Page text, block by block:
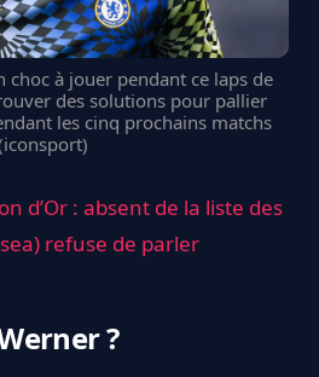
choc à jouer pendant ce laps de
des solutions pour pallier
les cinq prochains matchs
d’Or : absent de la liste des
refuse de parler
?